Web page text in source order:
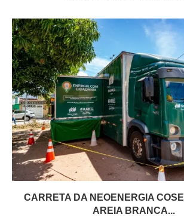
CARRETA DA NEOENERGIA
AREIA BRANCA...